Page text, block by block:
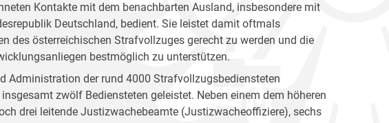
Kontakte mit dem benachbarten Ausland, insbesondere mit
Deutschland, bedient. Sie leistet damit oftmals
des österreichischen Strafvollzuges gerecht zu werden und die
bestmöglich zu unterstützen.
Administration der rund 4000 Strafvollzugsbediensteten
zwölf Bediensteten geleistet. Neben einem dem höheren
drei leitende Justizwachebeamte (Justizwacheoffiziere), sechs